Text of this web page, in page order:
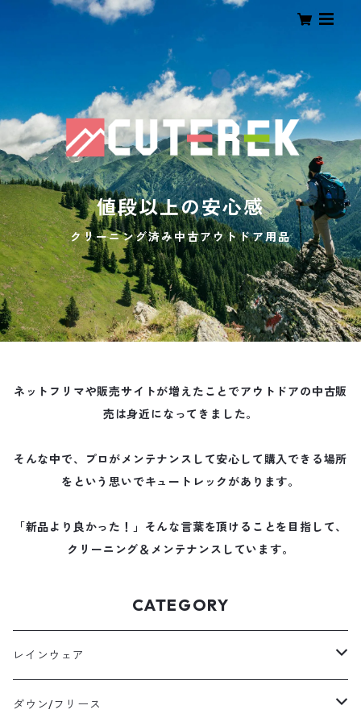
値段以上の安心感
クリーニング済み中古アウトドア用品
ネットフリマや販売サイトが増えたことでアウトドアの中古販
売は身近になってきました。
そんな中で、プロがメンテナンスして安心して購入できる場所
をという思いでキュートレックがあります。
「新品より良かった！」そんな言葉を頂けることを目指して、
クリーニング＆メンテナンスしています。
CATEGORY
レインウェア
メンズレインウェア
ダウン/フリース